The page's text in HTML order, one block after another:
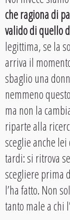
che ragiona di
valido di quello
legittima, se la
arriva il
sbaglio una
nemmeno
ma non la
riparte alla
sceglie anche
tardi: si ritrova
scegliere prima
l’ha fatto. Non
tanto male a chi